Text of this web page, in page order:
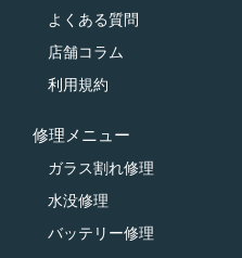
よくある質問
店舗コラム
利用規約
修理メニュー
ガラス割れ修理
水没修理
バッテリー修理